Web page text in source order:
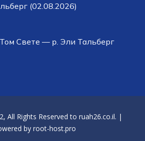
(02.08.2026)
Свете — р. Эли Тальберг
All Rights Reserved to ruah26.co.il. |
by root-host.pro